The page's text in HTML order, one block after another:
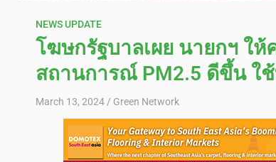
NEWS UPDATE
โฆษกรัฐบาลเผย นายกฯ ใ
สถานการณ์ PM2.5 ดีขึ้น ใ
March 13, 2024 Green Network